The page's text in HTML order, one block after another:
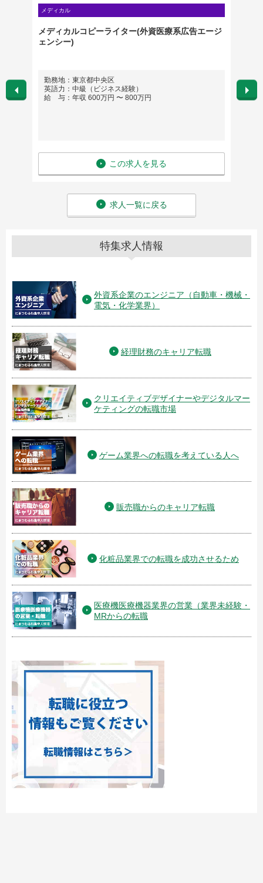
メディカル
メディカルコピーライター(外資医療系広告エージ
ェンシー)
勤務地：東京都中央区
英語力：中級（ビジネス経験）
給 与：年収 600万円 〜 800万円
この求人を見る
勤務
英語
給
求人一覧に戻る
特集求人情報
外資系企業のエンジニア（自動車・機械・
電気・化学業界）
経理財務のキャリア転職
クリエイティブデザイナーやデジタルマー
ケティングの転職市場
ゲーム業界への転職を考えている人へ
販売職からのキャリア転職
化粧品業界での転職を成功させるため
医療機医療機器業界の営業（業界未経験・
MRからの転職